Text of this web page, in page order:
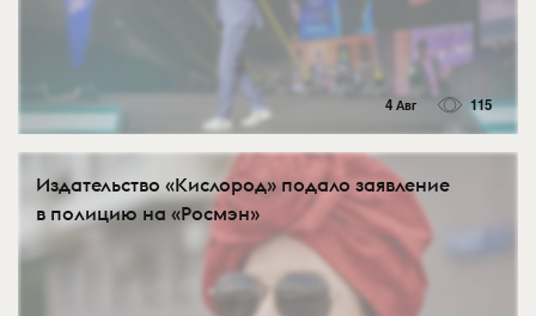
4 Авг 115
Издательство «Кислород» подало заявление
в полицию на «Росмэн»